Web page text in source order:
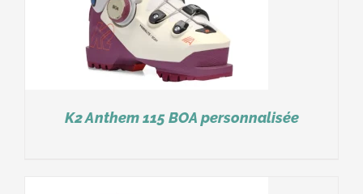
K2 Anthem 115 BOA personnalisée